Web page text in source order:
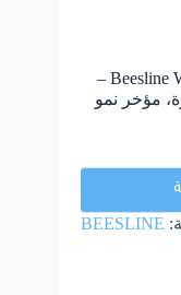
Beesline Whitening Deodorant Hair Delaying 50Ml –
مؤخر نمو
BEESLINE